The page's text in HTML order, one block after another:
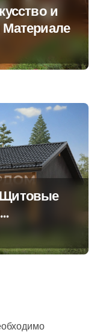
и
Щитовые